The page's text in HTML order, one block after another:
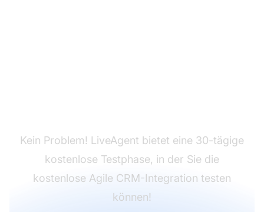
Kein Problem! LiveAgent bietet eine 30-tägige
kostenlose Testphase, in der Sie die
kostenlose Agile CRM-Integration testen
können!